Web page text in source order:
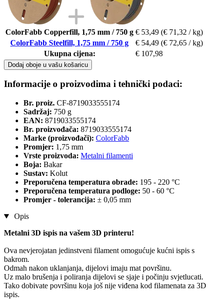
ColorFabb Copperfill, 1,75 mm / 750 g € 53,49 (€ 71,32 / kg)
ColorFabb Steelfill, 1,75 mm / 750 g
€ 54,49 (€ 72,65 / kg)
Ukupna cijena:
€ 107,98
Dodaj oboje u vašu košaricu
Informacije o proizvodima i tehnički podaci:
Br. proiz. CF-8719033555174
Sadržaj: 750 g
EAN: 8719033555174
Br. proizvođača: 8719033555174
Marke (proizvođači): ColorFabb
Promjer: 1,75 mm
Vrste proizvoda: Metalni filamenti
Boja: Bakar
Sustav: Kolut
Preporučena temperatura obrade: 195 - 220 °C
Preporučena temperatura podloge: 50 - 60 °C
Promjer - tolerancija: ± 0,05 mm
Opis
Metalni 3D ispis na vašem 3D printeru!
Ova nevjerojatan jedinstveni filament omogućuje kućni ispis s
bakrom.
Odmah nakon uklanjanja, dijelovi imaju mat površinu.
Uz malo brušenja i poliranja dijelovi se sjaje i počinju svjetlucati.
Tako dobivate površinu koja još nije viđena kod filamenata za 3D
ispis.